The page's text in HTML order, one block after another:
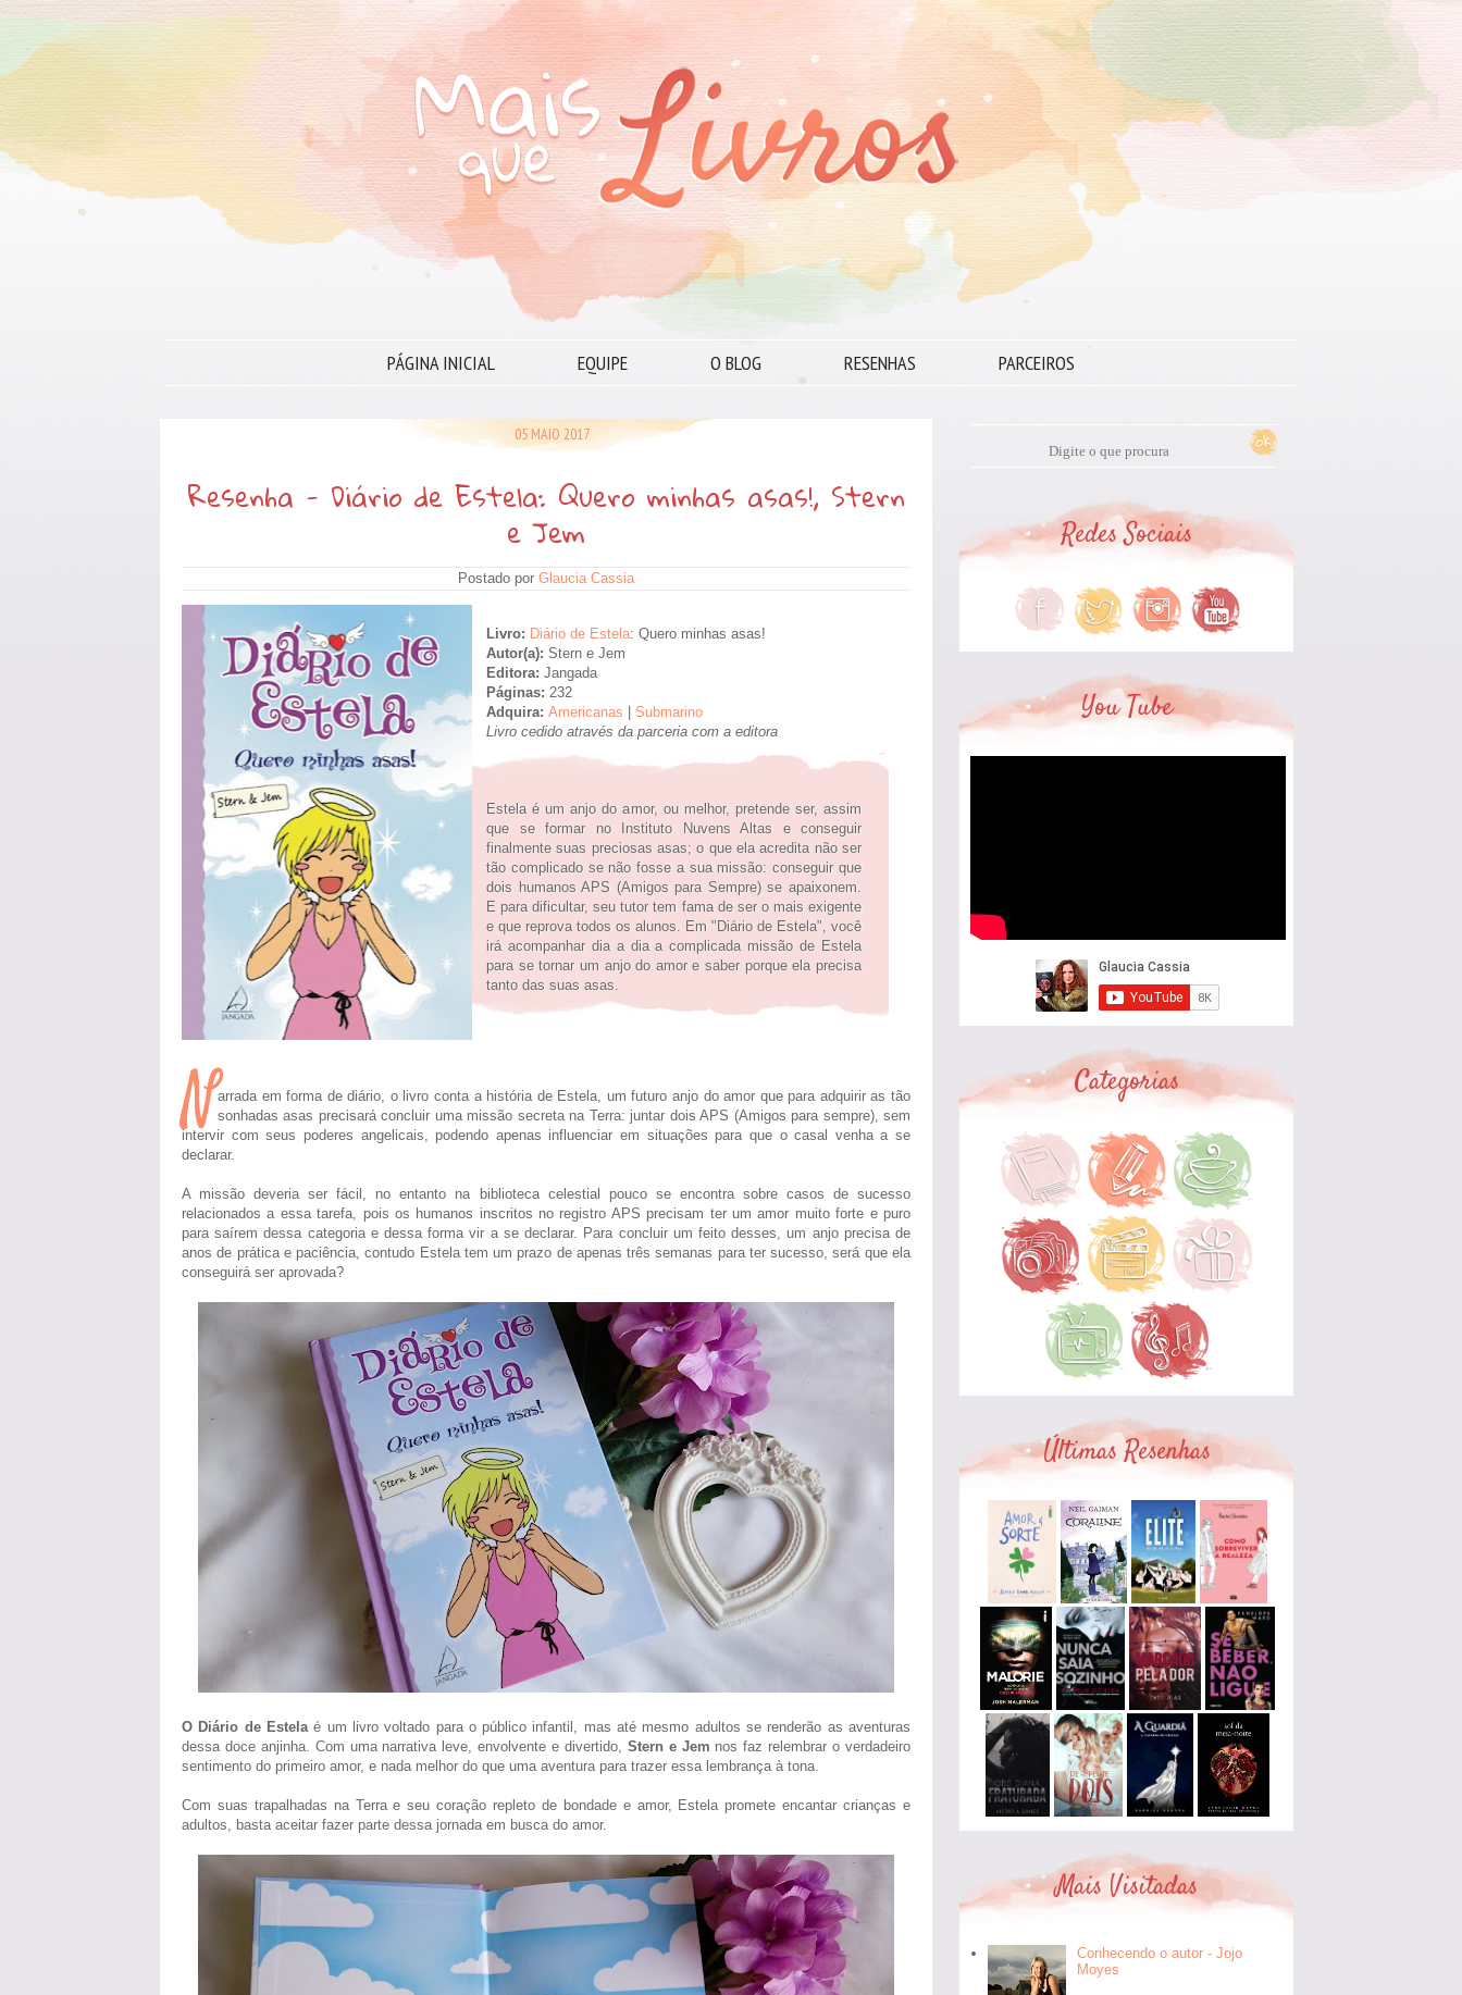
PÁGINA INICIAL EQUIPE O BLOG RESENHAS PARCEIROS
05 MAIO 2017
Resenha - Diário de Estela: Quero minhas asas!, Stern
e Jem
Postado por Glaucia Cassia
Livro: Diário de Estela: Quero minhas asas!
Autor(a): Stern e Jem
Editora: Jangada
Páginas: 232
Adquira: Americanas
Submarino
Livro cedido através da parceria com a editora
Estela é um anjo do amor, ou melhor, pretende ser, assim
que se formar no Instituto Nuvens Altas e conseguir
finalmente suas preciosas asas; o que ela acredita não ser
tão complicado se não fosse a sua missão: conseguir que
dois humanos APS (Amigos para Sempre) se apaixonem.
E para dificultar, seu tutor tem fama de ser o mais exigente
e que reprova todos os alunos. Em "Diário de Estela", você
irá acompanhar dia a dia a complicada missão de Estela
para se tornar um anjo do amor e saber porque ela precisa
tanto das suas asas.
Narrada em forma de diário, o livro conta a história de Estela, um futuro anjo do amor que para adquirir as tão
sonhadas asas precisará concluir uma missão secreta na Terra: juntar dois APS (Amigos para sempre), sem
intervir com seus poderes angelicais, podendo apenas influenciar em situações para que o casal venha a se
declarar.
A missão deveria ser fácil, no entanto na biblioteca celestial pouco se encontra sobre casos de sucesso
relacionados a essa tarefa, pois os humanos inscritos no registro APS precisam ter um amor muito forte e puro
para saírem dessa categoria e dessa forma vir a se declarar. Para concluir um feito desses, um anjo precisa de
anos de prática e paciência, contudo Estela tem um prazo de apenas três semanas para ter sucesso, será que ela
conseguirá ser aprovada?
O Diário de Estelaé um livro voltado para o público infantil, mas até mesmo adultos se renderão as aventuras
dessa doce anjinha. Com uma narrativa leve, envolvente e divertido, Stern e Jem nos faz relembrar o verdadeiro
sentimento do primeiro amor, e nada melhor do que uma aventura para trazer essa lembrança à tona.
Com suas trapalhadas na Terra e seu coração repleto de bondade e amor, Estela promete encantar crianças e
adultos, basta aceitar fazer parte dessa jornada em busca do amor.
Redes Sociais
You Tube
Categorias
Últimas Resenhas
Mais Visitadas
Conhecendo o autor - Jojo
Moyes